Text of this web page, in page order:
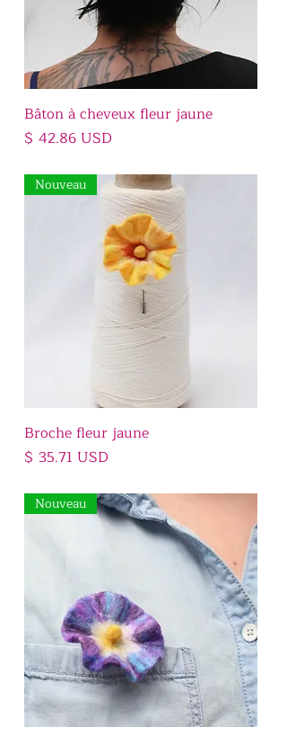
Bâton à cheveux fleur jaune
Prix
$ 42.86 USD
Nouveau
Broche fleur jaune
Prix
$ 35.71 USD
Nouveau